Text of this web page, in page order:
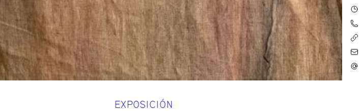
EXPOSICIÓN